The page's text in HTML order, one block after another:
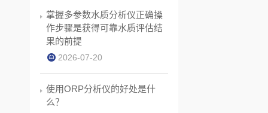
掌握多参数水质分析仪正确操
作步骤是获得可靠水质评估结
果的前提
2026-07-20
使用ORP分析仪的好处是什
么？